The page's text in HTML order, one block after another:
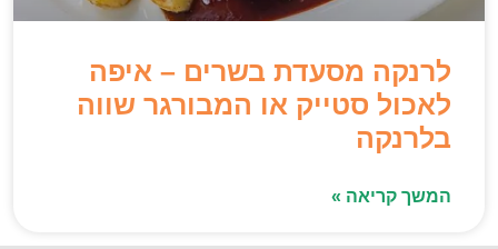
לרנקה מסעדת בשרים – איפה
לאכול סטייק או המבורגר שווה
בלרנקה
המשך קריאה »